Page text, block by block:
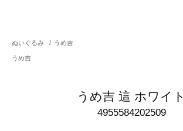
ぬいぐるみ / うめ吉
うめ吉
うめ吉 這 ホワイト
4955584202509